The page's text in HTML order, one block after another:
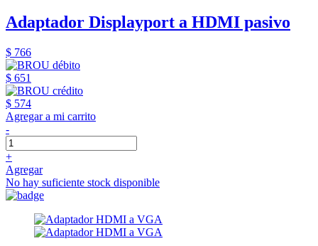
Adaptador Displayport a HDMI pasivo
$ 766
$ 651
$ 574
Agregar a mi carrito
-
+
Agregar
No hay suficiente stock disponible